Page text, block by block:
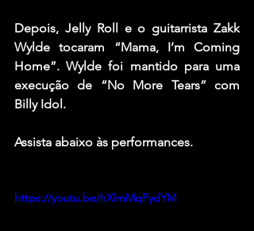
Depois, Jelly Roll e o guitarrista Zakk
Wylde tocaram “Mama, I’m Coming
Home”. Wylde foi mantido para uma
execução de “No More Tears”
Billy Idol.
Assista abaixo às performances.
https://youtu.be/hXlmMqPydYM